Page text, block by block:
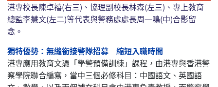
港專校長陳卓禧(右三)、協理副校長林森(左三)、專上教育
總監李慧文(左二)等代表與警務處處長周一鳴(中)合影留
念。
獨特優勢：無縫銜接警隊招募 縮短入職時間
港專應用教育文憑「學警預備訓練」課程，由港專與香港警
察學院聯合編寫，當中三個必修科目：中國語文、英國語